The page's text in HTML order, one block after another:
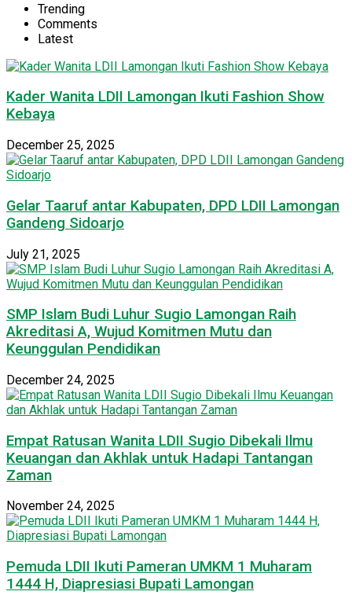
Trending
Comments
Latest
Kader Wanita LDII Lamongan Ikuti Fashion Show
Kebaya
December 25, 2025
Gelar Taaruf antar Kabupaten, DPD LDII Lamongan
Gandeng Sidoarjo
July 21, 2025
SMP Islam Budi Luhur Sugio Lamongan Raih
Akreditasi A, Wujud Komitmen Mutu dan
Keunggulan Pendidikan
December 24, 2025
Empat Ratusan Wanita LDII Sugio Dibekali Ilmu
Keuangan dan Akhlak untuk Hadapi Tantangan
Zaman
November 24, 2025
Pemuda LDII Ikuti Pameran UMKM 1 Muharam
1444 H, Diapresiasi Bupati Lamongan